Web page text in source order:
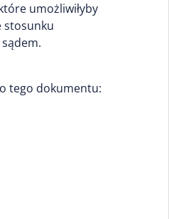
umożliwiłyby
stosunku
tego dokumentu: